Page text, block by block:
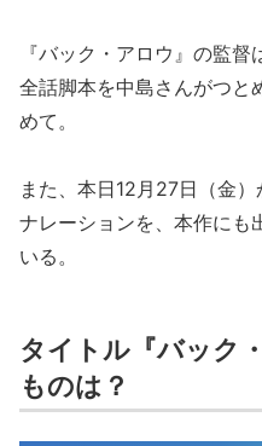
『バック・アロウ』の監
全話脚本を中島さんがつと
めて。
また、本日12月27日（金
ナレーションを、本作にも
いる。
タイトル『バック
ものは？